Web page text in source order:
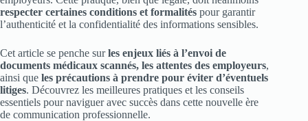
respecter certaines conditions et formalités pour garantir
l’authenticité et la confidentialité des informations sensibles.
Cet article se penche surles enjeux liés à l’envoi de
documents médicaux scannés, les attentes des employeurs,
ainsi que les précautions à prendre pour éviter d’éventuels
litiges. Découvrez les meilleures pratiques et les conseils
essentiels pour naviguer avec succès dans cette nouvelle ère
de communication professionnelle.